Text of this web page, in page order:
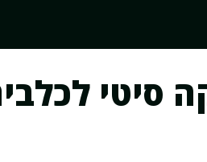
סיטי